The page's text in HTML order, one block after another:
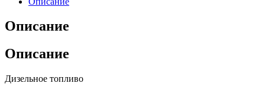
Описание
Описание
Дизельное топливо